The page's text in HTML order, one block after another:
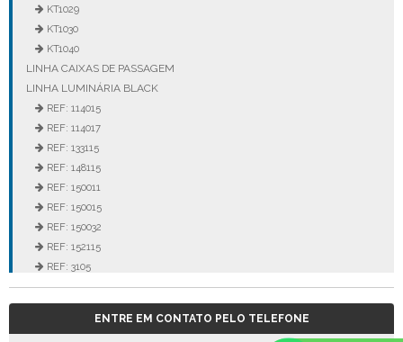
KT1029
KT1030
KT1040
LINHA CAIXAS DE PASSAGEM
LINHA LUMINÁRIA BLACK
REF: 114015
REF: 114017
REF: 133115
REF: 148115
REF: 150011
REF: 150015
REF: 150032
REF: 152115
REF: 3105
REF: 3106
REF: 5105
ENTRE EM CONTATO PELO TELEFONE